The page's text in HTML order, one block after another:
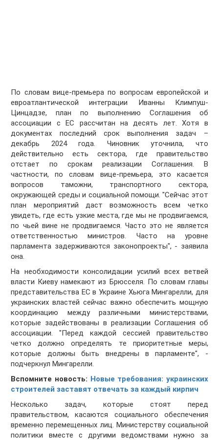
По словам вице-премьера по вопросам европейской и
евроатлантической интеграции Иванны Климпуш-
Цинцадзе, план по выполнению Соглашения об
ассоциации с ЕС рассчитан на десять лет. Хотя в
документах последний срок выполнения задач –
декабрь 2024 года. Чиновник уточнила, что
действительно есть сектора, где правительство
отстает по срокам реализации Соглашения. В
частности, по словам вице-премьера, это касается
вопросов таможни, транспортного сектора,
окружающей среды и социальной помощи. "Сейчас этот
план мероприятий даст возможность всем четко
увидеть, где есть узкие места, где мы не продвигаемся,
по чьей вине не продвигаемся. Часто это не является
ответственностью министров. Часто на уровне
парламента задерживаются законопроекты", - заявила
она.
На необходимости консолидации усилий всех ветвей
власти Киеву намекают из Брюсселя. По словам главы
представительства ЕС в Украине Хьюга Мингарелли, для
украинских властей сейчас важно обеспечить мощную
координацию между различными министерствами,
которые задействованы в реализации Соглашения об
ассоциации. "Перед каждой сессией правительство
четко должно определять те приоритетные меры,
которые должны быть внедрены в парламенте", -
подчеркнул Мингарелли.
Вспомните новость: Новые требования: украинских
строителей заставят отвечать за каждый кирпич
Несколько задач, которые стоят перед
правительством, касаются социального обеспечения
временно перемещенных лиц. Министерству социальной
политики вместе с другими ведомствами нужно за